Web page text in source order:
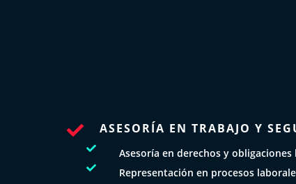
 ASESORÍA EN TRABAJO Y
 Asesoría en derechos y obligaciones

Representación en procesos